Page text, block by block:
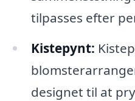
tilpasses efter
Kistepynt:
designet til at